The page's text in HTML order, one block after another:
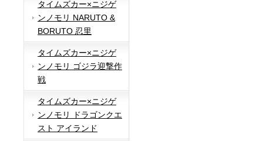
タイムズカー×ニジゲ
ンノモリ NARUTO &
BORUTO 忍里
タイムズカー×ニジゲ
ンノモリ ゴジラ迎撃作
戦
タイムズカー×ニジゲ
ンノモリ ドラゴンクエ
スト アイランド